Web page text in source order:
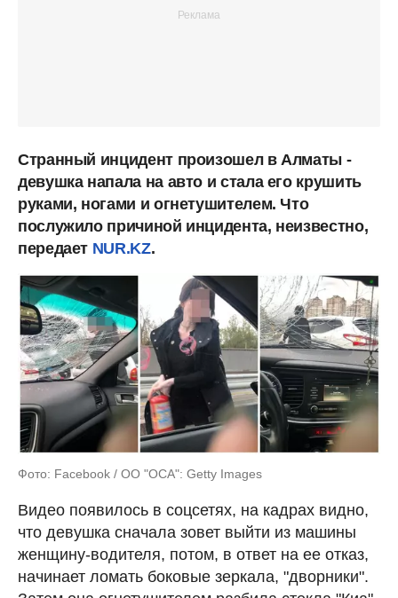
Странный инцидент произошел в Алматы -
девушка напала на авто и стала его крушить
руками, ногами и огнетушителем. Что
послужило причиной инцидента, неизвестно,
передает NUR.KZ.
Фото: Facebook / ОО "ОСА": Getty Images
Видео появилось в соцсетях, на кадрах видно,
что девушка сначала зовет выйти из машины
женщину-водителя, потом, в ответ на ее отказ,
начинает ломать боковые зеркала, "дворники".